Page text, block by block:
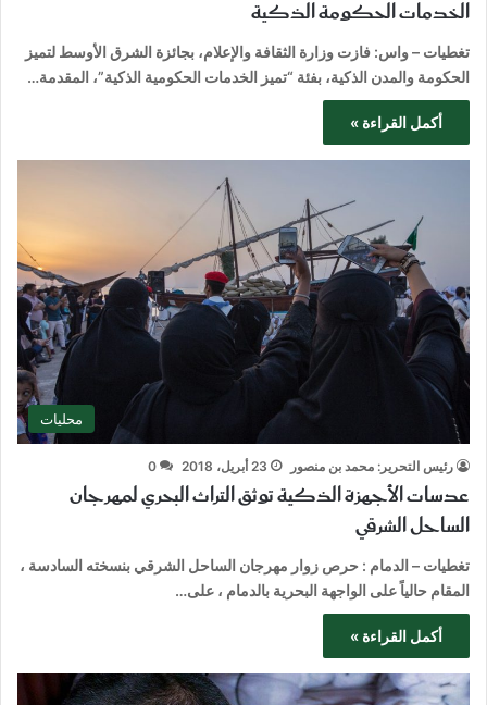
الخدمات الحكومة الذكية
تغطيات – واس: فازت وزارة الثقافة والإعلام، بجائزة الشرق الأوسط لتميز
الحكومة والمدن الذكية، بفئة “تميز الخدمات الحكومية الذكية”، المقدمة…
أكمل القراءة »
محليات
رئيس التحرير: محمد بن منصور 23 أبريل، 2018 0
عدسات الأجهزة الذكية توثق التراث البحري لمهرجان
الساحل الشرقي
تغطيات – الدمام : حرص زوار مهرجان الساحل الشرقي بنسخته السادسة ،
المقام حالياً على الواجهة البحرية بالدمام ، على…
أكمل القراءة »